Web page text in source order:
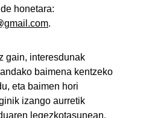
honetara:
.
gain, interesdunak
baimena kentzeko
eta baimen hori
izango aurretik
legezkotasunean.